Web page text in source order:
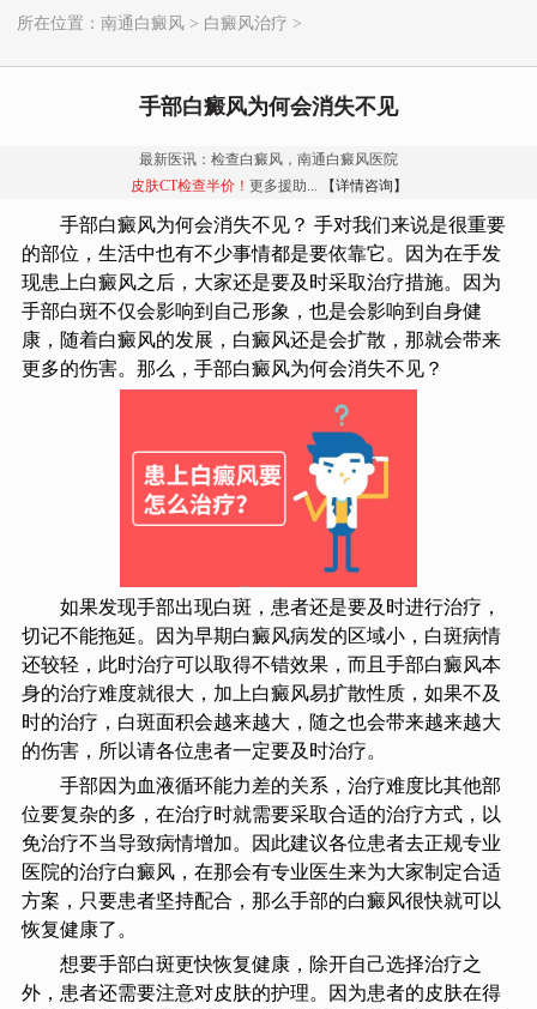
所在位置： 南通白癜风 > 白癜风治疗 >
手部白癜风为何会消失不见
最新医讯：检查白癜风，南通白癜风医院
皮肤CT检查半价！ 更多援助... 【详情咨询】
手部白癜风为何会消失不见？ 手对我们来说是很重要
的部位，生活中也有不少事情都是要依靠它。因为在手发
现患上白癜风之后，大家还是要及时采取治疗措施。因为
手部白斑不仅会影响到自己形象，也是会影响到自身健
康，随着白癜风的发展，白癜风还是会扩散，那就会带来
更多的伤害。那么，手部白癜风为何会消失不见？
如果发现手部出现白斑，患者还是要及时进行治疗，
切记不能拖延。因为早期白癜风病发的区域小，白斑病情
还较轻，此时治疗可以取得不错效果，而且手部白癜风本
身的治疗难度就很大，加上白癜风易扩散性质，如果不及
时的治疗，白斑面积会越来越大，随之也会带来越来越大
的伤害，所以请各位患者一定要及时治疗。
手部因为血液循环能力差的关系，治疗难度比其他部
位要复杂的多，在治疗时就需要采取合适的治疗方式，以
免治疗不当导致病情增加。因此建议各位患者去正规专业
医院的治疗白癜风，在那会有专业医生来为大家制定合适
方案，只要患者坚持配合，那么手部的白癜风很快就可以
恢复健康了。
想要手部白斑更快恢复健康，除开自己选择治疗之
外，患者还需要注意对皮肤的护理。因为患者的皮肤在得